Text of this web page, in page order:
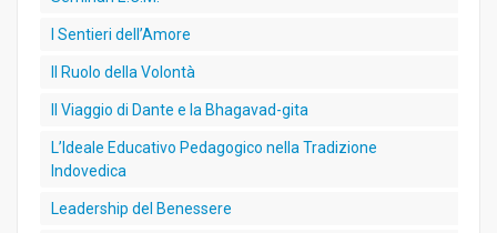
I Sentieri dell’Amore
Il Ruolo della Volontà
Il Viaggio di Dante e la Bhagavad-gita
L’Ideale Educativo Pedagogico nella Tradizione
Indovedica
Leadership del Benessere